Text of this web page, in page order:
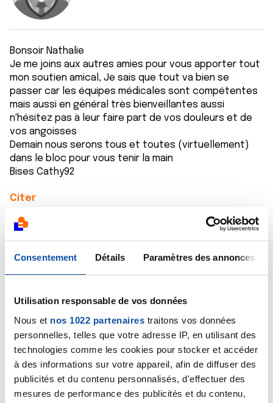
Consentement Détails Paramètres des annonces
Utilisation responsable de vos données
Nous et nos 1022 partenaires traitons vos données
personnelles, telles que votre adresse IP, en utilisant des
technologies comme les cookies pour stocker et accéder
à des informations sur votre appareil, afin de diffuser des
publicités et du contenu personnalisés, d'effectuer des
mesures de performance des publicités et du contenu,
Bonsoir Nathalie
Je me joins aux autres amies pour vous apporter tout
mon soutien amical, Je sais que tout va bien se
passer car les équipes médicales sont compétentes
mais aussi en général très bienveillantes aussi
n'hésitez pas à leur faire part de vos douleurs et de
vos angoisses
Demain nous serons tous et toutes (virtuellement)
dans le bloc pour vous tenir la main
Bises Cathy92
Citer
29/04/2021 - 22:58
Bonsoir Nathalie moi aussi je vous envoie tout mon
soutien et plein de courage dans cette épreuve.
C’est normal d’être stressée mais tout se passera
bien vous verrez .